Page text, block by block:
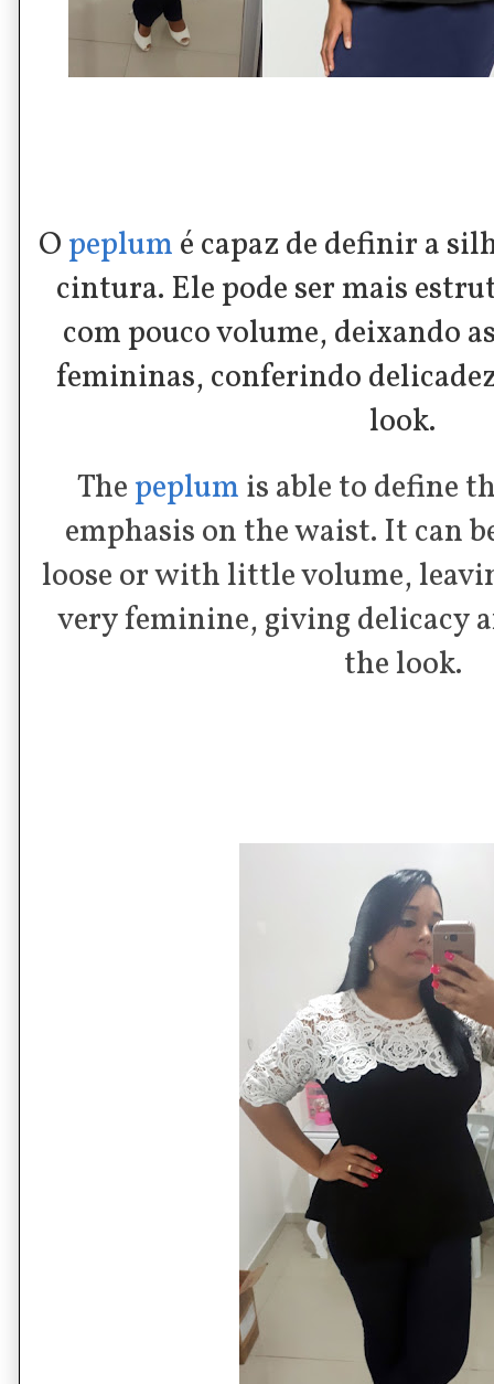
Opeplumé capaz de definir a
cintura. Ele pode ser mais
com pouco volume, deixando
femininas, conferindo
look.
Thepeplumis able to define
emphasis on the waist. It can
loose or with little volume,
very feminine, giving delicacy
the look.